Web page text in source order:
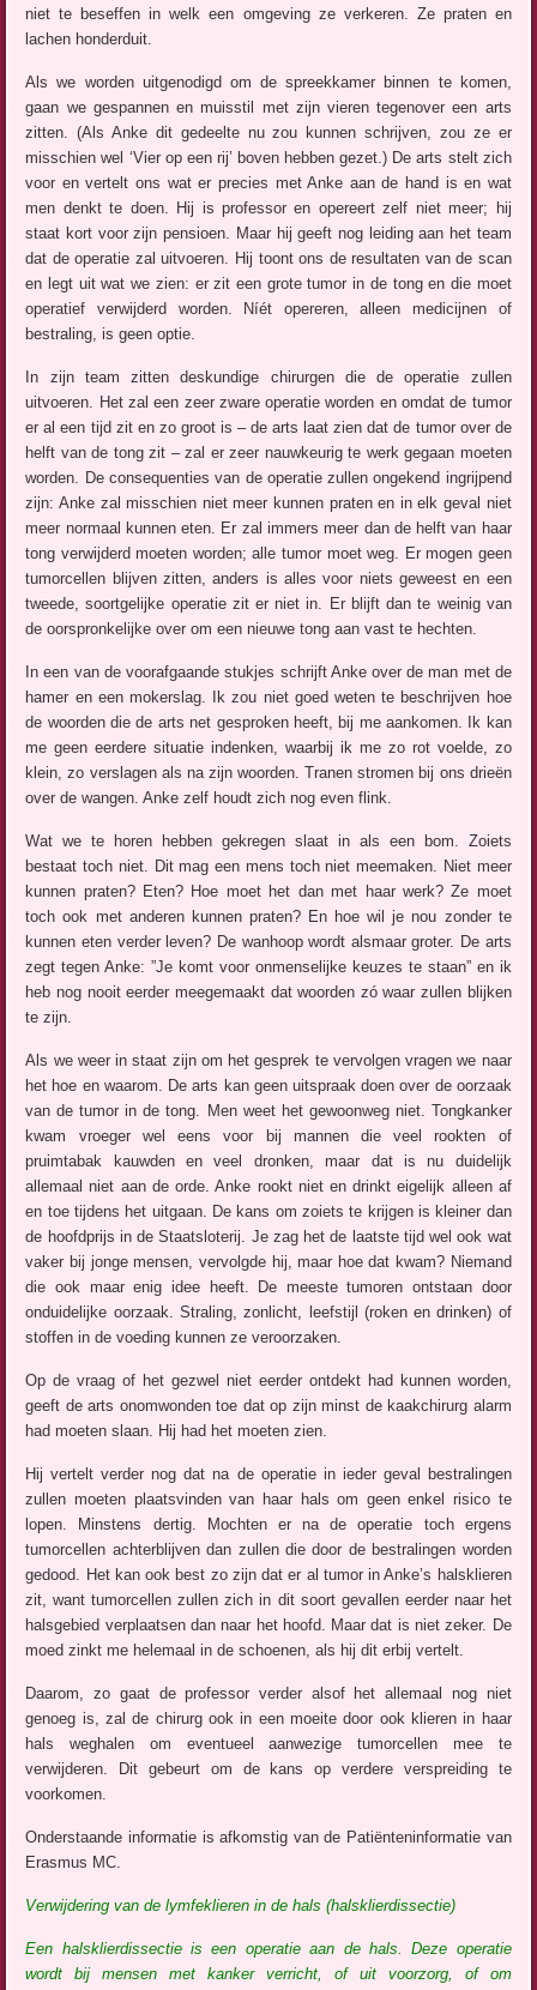
niet te beseffen in welk een omgeving ze verkeren. Ze praten en
lachen honderduit.
Als we worden uitgenodigd om de spreekkamer binnen te komen,
gaan we gespannen en muisstil met zijn vieren tegenover een arts
zitten. (Als Anke dit gedeelte nu zou kunnen schrijven, zou ze er
misschien wel ‘Vier op een rij’ boven hebben gezet.) De arts stelt zich
voor en vertelt ons wat er precies met Anke aan de hand is en wat
men denkt te doen. Hij is professor en opereert zelf niet meer; hij
staat kort voor zijn pensioen. Maar hij geeft nog leiding aan het team
dat de operatie zal uitvoeren. Hij toont ons de resultaten van de scan
en legt uit wat we zien: er zit een grote tumor in de tong en die moet
operatief verwijderd worden. Níét opereren, alleen medicijnen of
bestraling, is geen optie.
In zijn team zitten deskundige chirurgen die de operatie zullen
uitvoeren. Het zal een zeer zware operatie worden en omdat de tumor
er al een tijd zit en zo groot is – de arts laat zien dat de tumor over de
helft van de tong zit – zal er zeer nauwkeurig te werk gegaan moeten
worden. De consequenties van de operatie zullen ongekend ingrijpend
zijn: Anke zal misschien niet meer kunnen praten en in elk geval niet
meer normaal kunnen eten. Er zal immers meer dan de helft van haar
tong verwijderd moeten worden; alle tumor moet weg. Er mogen geen
tumorcellen blijven zitten, anders is alles voor niets geweest en een
tweede, soortgelijke operatie zit er niet in. Er blijft dan te weinig van
de oorspronkelijke over om een nieuwe tong aan vast te hechten.
In een van de voorafgaande stukjes schrijft Anke over de man met de
hamer en een mokerslag. Ik zou niet goed weten te beschrijven hoe
de woorden die de arts net gesproken heeft, bij me aankomen. Ik kan
me geen eerdere situatie indenken, waarbij ik me zo rot voelde, zo
klein, zo verslagen als na zijn woorden. Tranen stromen bij ons drieën
over de wangen. Anke zelf houdt zich nog even flink.
Wat we te horen hebben gekregen slaat in als een bom. Zoiets
bestaat toch niet. Dit mag een mens toch niet meemaken. Niet meer
kunnen praten? Eten? Hoe moet het dan met haar werk? Ze moet
toch ook met anderen kunnen praten? En hoe wil je nou zonder te
kunnen eten verder leven? De wanhoop wordt alsmaar groter. De arts
zegt tegen Anke: ”Je komt voor onmenselijke keuzes te staan” en ik
heb nog nooit eerder meegemaakt dat woorden zó waar zullen blijken
te zijn.
Als we weer in staat zijn om het gesprek te vervolgen vragen we naar
het hoe en waarom. De arts kan geen uitspraak doen over de oorzaak
van de tumor in de tong. Men weet het gewoonweg niet. Tongkanker
kwam vroeger wel eens voor bij mannen die veel rookten of
pruimtabak kauwden en veel dronken, maar dat is nu duidelijk
allemaal niet aan de orde. Anke rookt niet en drinkt eigelijk alleen af
en toe tijdens het uitgaan. De kans om zoiets te krijgen is kleiner dan
de hoofdprijs in de Staatsloterij. Je zag het de laatste tijd wel ook wat
vaker bij jonge mensen, vervolgde hij, maar hoe dat kwam? Niemand
die ook maar enig idee heeft. De meeste tumoren ontstaan door
onduidelijke oorzaak. Straling, zonlicht, leefstijl (roken en drinken) of
stoffen in de voeding kunnen ze veroorzaken.
Op de vraag of het gezwel niet eerder ontdekt had kunnen worden,
geeft de arts onomwonden toe dat op zijn minst de kaakchirurg alarm
had moeten slaan. Hij had het moeten zien.
Hij vertelt verder nog dat na de operatie in ieder geval bestralingen
zullen moeten plaatsvinden van haar hals om geen enkel risico te
lopen. Minstens dertig. Mochten er na de operatie toch ergens
tumorcellen achterblijven dan zullen die door de bestralingen worden
gedood. Het kan ook best zo zijn dat er al tumor in Anke’s halsklieren
zit, want tumorcellen zullen zich in dit soort gevallen eerder naar het
halsgebied verplaatsen dan naar het hoofd. Maar dat is niet zeker. De
moed zinkt me helemaal in de schoenen, als hij dit erbij vertelt.
Daarom, zo gaat de professor verder alsof het allemaal nog niet
genoeg is, zal de chirurg ook in een moeite door ook klieren in haar
hals weghalen om eventueel aanwezige tumorcellen mee te
verwijderen. Dit gebeurt om de kans op verdere verspreiding te
voorkomen.
Onderstaande informatie is afkomstig van de Patiënteninformatie van
Erasmus MC.
Verwijdering van de lymfeklieren in de hals (halsklierdissectie)
Een halsklierdissectie is een operatie aan de hals. Deze operatie
wordt bij mensen met kanker verricht, of uit voorzorg, of om